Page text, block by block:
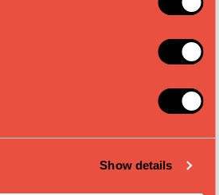
Show details
MET
zit in het hart van Lima. Al